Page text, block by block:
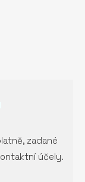
zadané
účely.